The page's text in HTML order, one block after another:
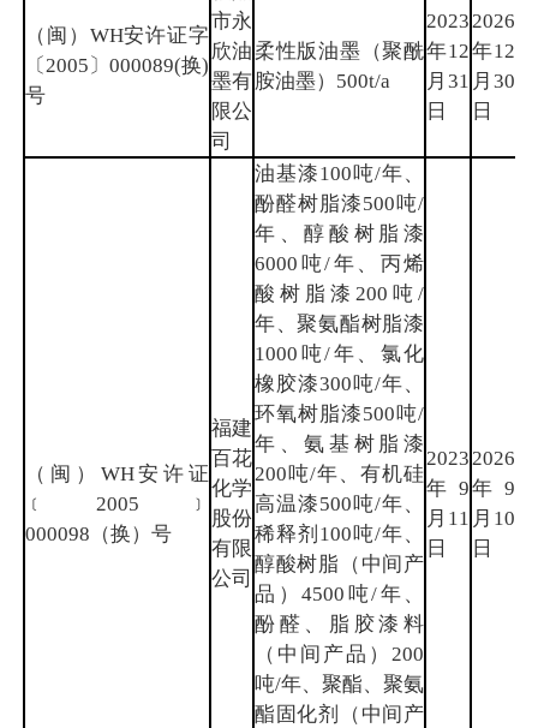
（闽）WH安许证字
〔2005〕000089(换)
号
市永
欣油
墨有
限公
司
柔性版油墨（聚酰
胺油墨）500t/a
2023
年12
月31
日
2026
年12
月30
日
（闽）WH安许证
﹝2005﹞
000098（换）号
福建
百花
化学
股份
有限
公司
油基漆100吨/年、
酚醛树脂漆500吨/
年、醇酸树脂漆
6000吨/年、丙烯
酸树脂漆200吨/
年、聚氨酯树脂漆
1000吨/年、氯化
橡胶漆300吨/年、
环氧树脂漆500吨/
年、氨基树脂漆
200吨/年、有机硅
高温漆500吨/年、
稀释剂100吨/年、
醇酸树脂（中间产
品）4500吨/年、
酚醛、脂胶漆料
（中间产品）200
吨/年、聚酯、聚氨
酯固化剂（中间产
2023
年9
月11
日
2026
年9
月10
日